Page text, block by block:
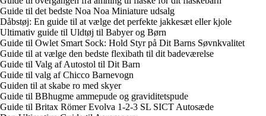
Guide til det bedste Noa Noa Miniature udsalg
Dåbstøj: En guide til at vælge det perfekte jakkesæt eller kjole
Ultimativ guide til Uldtøj til Babyer og Børn
Guide til Owlet Smart Sock: Hold Styr på Dit Barns Søvnkvalitet
Guide til at vælge den bedste flexibath til dit badeværelse
Guide til Valg af Autostol til Dit Barn
Guide til valg af Chicco Barnevogn
Guiden til at skabe ro med skyer
Guide til BBhugme ammepude og graviditetspude
Guide til Britax Römer Evolva 1-2-3 SL SICT Autosæde